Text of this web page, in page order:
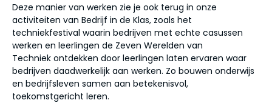
Deze manier van werken zie je ook terug in onze
activiteiten van Bedrijf in de Klas, zoals het
techniekfestival waarin bedrijven met echte casussen
werken en leerlingen de Zeven Werelden van
Techniek ontdekken door leerlingen laten ervaren waar
bedrijven daadwerkelijk aan werken. Zo bouwen onderwijs
en bedrijfsleven samen aan betekenisvol,
toekomstgericht leren.